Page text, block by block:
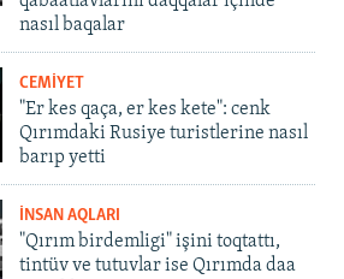
nasıl baqalar
CEMİYET
"Er kes qaça, er kes kete": cenk
Qırımdaki Rusiye turistlerine nasıl
barıp yetti
İNSAN AQLARI
"Qırım birdemligi" işini toqtattı,
tintüv ve tutuvlar ise Qırımda daa